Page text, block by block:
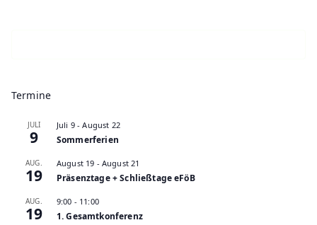
Termine
JULI
9
Juli 9-August 22
Sommerferien
AUG.
19
August 19 - August 21
Präsenztage + Schließtage eFöB
AUG.
19
9:00 - 11:00
1. Gesamtkonferenz